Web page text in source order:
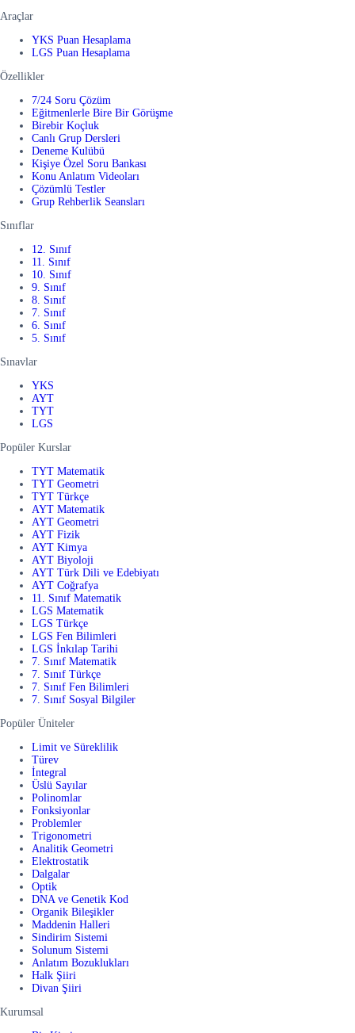
Araçlar
YKS Puan Hesaplama
LGS Puan Hesaplama
Özellikler
7/24 Soru Çözüm
Eğitmenlerle Bire Bir Görüşme
Birebir Koçluk
Canlı Grup Dersleri
Deneme Kulübü
Kişiye Özel Soru Bankası
Konu Anlatım Videoları
Çözümlü Testler
Grup Rehberlik Seansları
Sınıflar
12. Sınıf
11. Sınıf
10. Sınıf
9. Sınıf
8. Sınıf
7. Sınıf
6. Sınıf
5. Sınıf
Sınavlar
YKS
AYT
TYT
LGS
Popüler Kurslar
TYT Matematik
TYT Geometri
TYT Türkçe
AYT Matematik
AYT Geometri
AYT Fizik
AYT Kimya
AYT Biyoloji
AYT Türk Dili ve Edebiyatı
AYT Coğrafya
11. Sınıf Matematik
LGS Matematik
LGS Türkçe
LGS Fen Bilimleri
LGS İnkılap Tarihi
7. Sınıf Matematik
7. Sınıf Türkçe
7. Sınıf Fen Bilimleri
7. Sınıf Sosyal Bilgiler
Popüler Üniteler
Limit ve Süreklilik
Türev
İntegral
Üslü Sayılar
Polinomlar
Fonksiyonlar
Problemler
Trigonometri
Analitik Geometri
Elektrostatik
Dalgalar
Optik
DNA ve Genetik Kod
Organik Bileşikler
Maddenin Halleri
Sindirim Sistemi
Solunum Sistemi
Anlatım Bozuklukları
Halk Şiiri
Divan Şiiri
Kurumsal